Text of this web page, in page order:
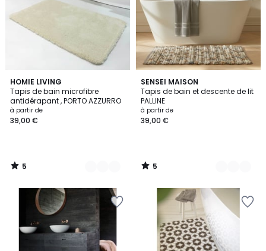
HOMIE LIVING
Tapis de bain microfibre
antidérapant , PORTO AZZURRO
à partir de
39,00 €
5
/
5
10
Couleurs
5
/
SENSEI MAISON
Tapis de bain et descente de lit
PALLINE
à partir de
39,00 €
5
/
5
3
Couleurs
5
/